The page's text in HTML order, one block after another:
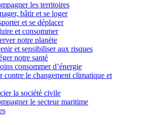
les territoires
bâtir et se loger
et se déplacer
et consommer
notre planète
et sensibiliser aux risques
notre santé
consommer d’énergie
contre le changement climatique et
la société civile
le secteur maritime